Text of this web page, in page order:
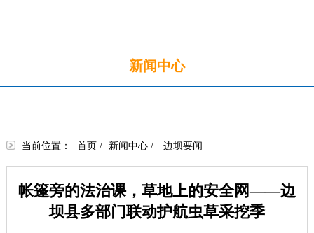
新闻中心
当前位置： 首页 / 新闻中心/ 边坝要闻
帐篷旁的法治课，草地上的安全网——边
坝县多部门联动护航虫草采挖季